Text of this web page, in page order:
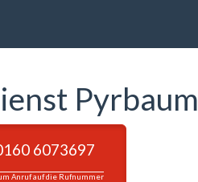
Pyrbaum
6073697
Anruf auf die Rufnummer